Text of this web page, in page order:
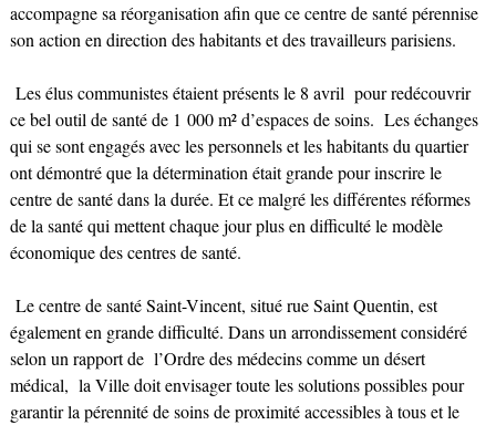
accompagne sa réorganisation afin que ce centre de santé pérennise
son action en direction des habitants et des travailleurs parisiens.
Les élus communistes étaient présents le 8 avril pour redécouvrir
ce bel outil de santé de 1 000 m² d’espaces de soins. Les échanges
qui se sont engagés avec les personnels et les habitants du quartier
ont démontré que la détermination était grande pour inscrire le
centre de santé dans la durée. Et ce malgré les différentes réformes
de la santé qui mettent chaque jour plus en difficulté le modèle
économique des centres de santé.
Le centre de santé Saint-Vincent, situé rue Saint Quentin, est
également en grande difficulté. Dans un arrondissement considéré
selon un rapport de l’Ordre des médecins comme un désert
médical, la Ville doit envisager toute les solutions possibles pour
garantir la pérennité de soins de proximité accessibles à tous et le